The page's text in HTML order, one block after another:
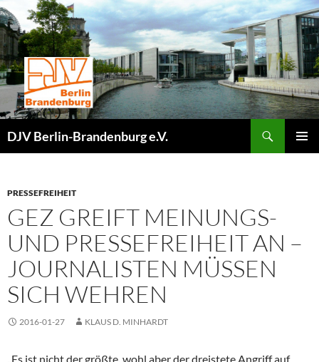
Zum
Inhalt
springen
DJV Berlin-Brandenburg e.V.
PRESSEFREIHEIT
GEZ GREIFT MEINUNGS-
UND PRESSEFREIHEIT AN –
JOURNALISTEN MÜSSEN
SICH WEHREN
2016-01-27 KLAUS D. MINHARDT
„Es ist nicht der größte, wohl aber der dreistete Angriff auf